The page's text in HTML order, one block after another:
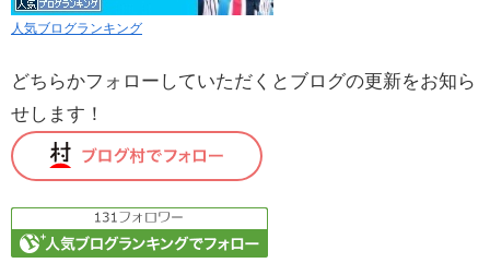
人気ブログランキング
どちらかフォローしていただくとブログの更新をお知ら
せします！